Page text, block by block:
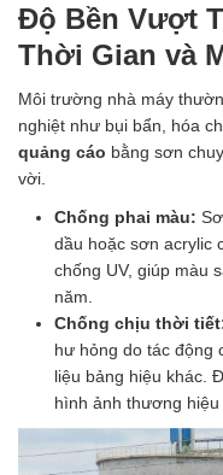
Độ Bền Vượt
Thời Gian và
Môi trường nhà máy
nghiệt như bụi bẩn, hóa
quảng cáo bằng sơn
vời.
Chống phai màu:
dầu hoặc sơn acrylic
chống UV, giúp màu
năm.
Chống chịu thời
hư hỏng do tác động
liệu bảng hiệu khác.
hình ảnh thương hiệu